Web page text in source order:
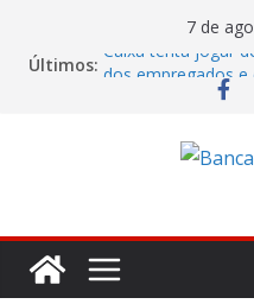
7 de
Últimos: Caixa tenta jogar
dos empregados
Bradesco tem alta
Itaú atende
Banco do Brasil
condiciona